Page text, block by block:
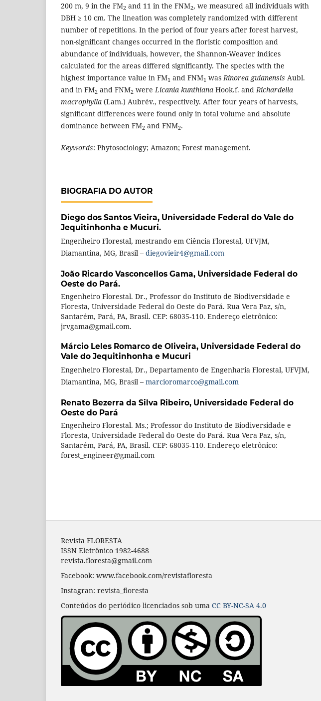
200 m, 9 in the FM2 and 11 in the FNM2, we measured all individuals with
DBH ≥ 10 cm. The lineation was completely randomized with different
number of repetitions. In the period of four years after forest harvest,
non-significant changes occurred in the floristic composition and
abundance of individuals, however, the Shannon-Weaver indices
calculated for the areas differed significantly. The species with the
highest importance value in FM1 and FNM1 wasRinorea guianensis Aubl.
and in FM2 and FNM2 wereLicania kunthiana Hook.f. andRichardella
macrophylla (Lam.) Aubrév., respectively. After four years of harvests,
significant differences were found only in total volume and absolute
dominance between FM2 and FNM2.
Keywords: Phytosociology; Amazon; Forest management.
BIOGRAFIA DO AUTOR
Diego dos Santos Vieira, Universidade Federal do Vale do
Jequitinhonha e Mucuri.
Engenheiro Florestal, mestrando em Ciência Florestal, UFVJM,
Diamantina, MG, Brasil – diegovieir4@gmail.com
João Ricardo Vasconcellos Gama, Universidade Federal do
Oeste do Pará.
Engenheiro Florestal. Dr., Professor do Instituto de Biodiversidade e
Floresta, Universidade Federal do Oeste do Pará. Rua Vera Paz, s/n,
Santarém, Pará, PA, Brasil. CEP: 68035-110. Endereço eletrônico:
jrvgama@gmail.com.
Márcio Leles Romarco de Oliveira, Universidade Federal do
Vale do Jequitinhonha e Mucuri
Engenheiro Florestal, Dr., Departamento de Engenharia Florestal, UFVJM,
Diamantina, MG, Brasil – marcioromarco@gmail.com
Renato Bezerra da Silva Ribeiro, Universidade Federal do
Oeste do Pará
Engenheiro Florestal. Ms.; Professor do Instituto de Biodiversidade e
Floresta, Universidade Federal do Oeste do Pará. Rua Vera Paz, s/n,
Santarém, Pará, PA, Brasil. CEP: 68035-110. Endereço eletrônico:
forest_engineer@gmail.com
Revista FLORESTA
ISSN Eletrônico 1982-4688
revista.floresta@gmail.com
Facebook: www.facebook.com/revistafloresta
Instagran: revista_floresta
Conteúdos do periódico licenciados sob uma CC BY-NC-SA 4.0